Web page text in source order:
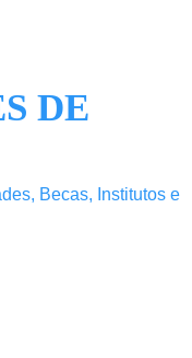
DE
Becas, Institutos e